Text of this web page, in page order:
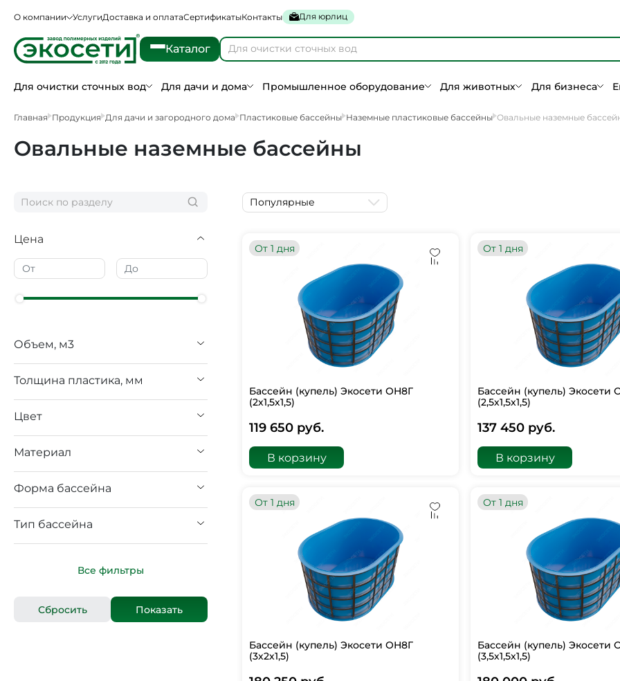
О компании УслугиДоставка и оплатаСертификатыКонтакты Для юрлиц
Каталог
Для очистки сточных вод Для дачи и дома Промышленное оборудование Для животных Для бизнеса
Главная Продукция Для дачи и загородного дома Пластиковые бассейны Наземные пластиковые бассейны Овальные наземные
Овальные наземные бассейны
Цена
Объем, м3
Толщина пластика, мм
Цвет
Материал
Форма бассейна
Тип бассейна
Все фильтры
Популярные
От 1 дня
Бассейн (купель) Экосети ОН8Г
(2х1,5х1,5)
119 650 руб.
В корзину
От 1 дня
Бассейн (купель) Экосети
(2,5х1,5х1,5)
137 450 руб.
В корзину
От 1 дня
Бассейн (купель) Экосети ОН8Г
(3х2х1,5)
От 1 дня
Бассейн (купель) Экосети
(3,5х1,5х1,5)